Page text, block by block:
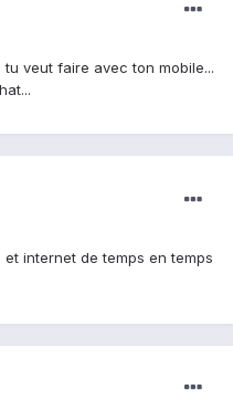
veut faire avec ton mobile...
internet de temps en temps